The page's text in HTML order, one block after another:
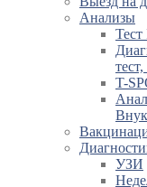
Анализы
Тест
T-
УЗИ